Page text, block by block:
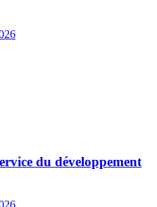
du développement